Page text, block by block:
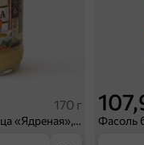
170 г
«Главпродукт», горчица «Ядреная», 170 г Фасоль